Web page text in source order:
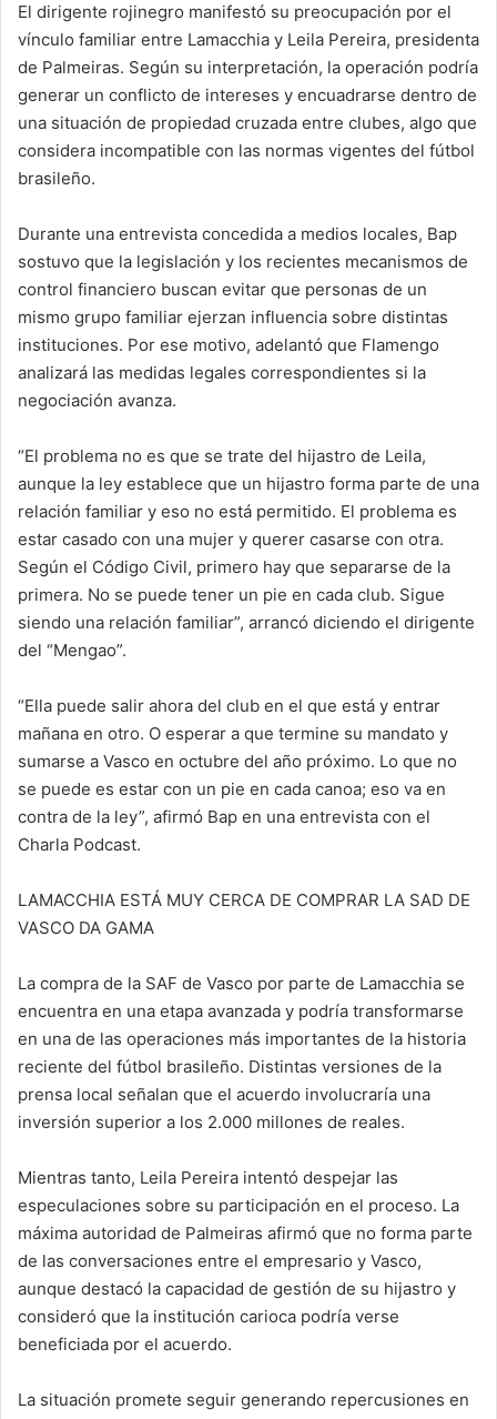
El dirigente rojinegro manifestó su preocupación por el
vínculo familiar entre Lamacchia y Leila Pereira, presidenta
de Palmeiras. Según su interpretación, la operación podría
generar un conflicto de intereses y encuadrarse dentro de
una situación de propiedad cruzada entre clubes, algo que
considera incompatible con las normas vigentes del fútbol
brasileño.
Durante una entrevista concedida a medios locales, Bap
sostuvo que la legislación y los recientes mecanismos de
control financiero buscan evitar que personas de un
mismo grupo familiar ejerzan influencia sobre distintas
instituciones. Por ese motivo, adelantó que Flamengo
analizará las medidas legales correspondientes si la
negociación avanza.
“El problema no es que se trate del hijastro de Leila,
aunque la ley establece que un hijastro forma parte de una
relación familiar y eso no está permitido. El problema es
estar casado con una mujer y querer casarse con otra.
Según el Código Civil, primero hay que separarse de la
primera. No se puede tener un pie en cada club. Sigue
siendo una relación familiar”, arrancó diciendo el dirigente
del “Mengao”.
“Ella puede salir ahora del club en el que está y entrar
mañana en otro. O esperar a que termine su mandato y
sumarse a Vasco en octubre del año próximo. Lo que no
se puede es estar con un pie en cada canoa; eso va en
contra de la ley”, afirmó Bap en una entrevista con el
Charla Podcast.
LAMACCHIA ESTÁ MUY CERCA DE COMPRAR LA SAD DE
VASCO DA GAMA
La compra de la SAF de Vasco por parte de Lamacchia se
encuentra en una etapa avanzada y podría transformarse
en una de las operaciones más importantes de la historia
reciente del fútbol brasileño. Distintas versiones de la
prensa local señalan que el acuerdo involucraría una
inversión superior a los 2.000 millones de reales.
Mientras tanto, Leila Pereira intentó despejar las
especulaciones sobre su participación en el proceso. La
máxima autoridad de Palmeiras afirmó que no forma parte
de las conversaciones entre el empresario y Vasco,
aunque destacó la capacidad de gestión de su hijastro y
consideró que la institución carioca podría verse
beneficiada por el acuerdo.
La situación promete seguir generando repercusiones en